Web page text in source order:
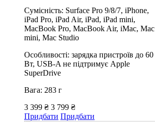
Сумісність: Surface Pro 9/8/7, iPhone,
iPad Pro, iPad Air, iPad, iPad mini,
MacBook Pro, MacBook Air, iMac, Mac
mini, Mac Studio
Особливості: зарядка пристроїв до 60
Вт, USB-A не підтримує Apple
SuperDrive
Вага: 283 г
3 399 ₴ 3 799 ₴
Придбати Придбати